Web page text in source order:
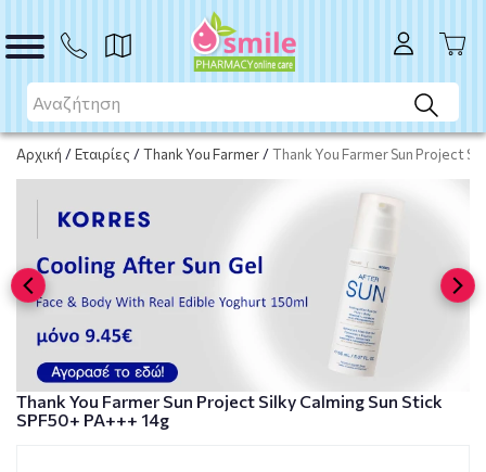
Αρχική /Εταιρίες /Thank You Farmer /Thank You Farmer Sun Project
ΑΓΟΡΑ
Thank You Farmer Sun Project Silky Calming Sun Stick
SPF50+ PA+++ 14g